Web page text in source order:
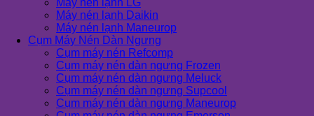
Máy nén lạnh LG
Máy nén lạnh Daikin
Máy nén lạnh Maneurop
Cụm Máy Nén Dàn Ngưng
Cụm máy nén Refcomp
Cụm máy nén dàn ngưng Frozen
Cụm máy nén dàn ngưng Meluck
Cụm máy nén dàn ngưng Supcool
Cụm máy nén dàn ngưng Maneurop